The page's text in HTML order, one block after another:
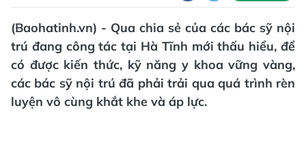
(Baohatinh.vn) - Qua chia sẻ của các bác sỹ nội
trú đang công tác tại Hà Tĩnh mới thấu hiểu, để
có được kiến thức, kỹ năng y khoa vững vàng,
các bác sỹ nội trú đã phải trải qua quá trình rèn
luyện vô cùng khắt khe và áp lực.